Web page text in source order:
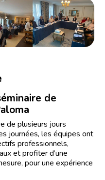
de
de plusieurs jours
journées, les équipes ont
professionnels,
et profiter d’une
pour une expérience